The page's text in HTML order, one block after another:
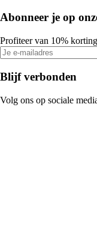
Abonneer je op
Profiteer van 10%
Blijf verbonden
Volg ons op sociale